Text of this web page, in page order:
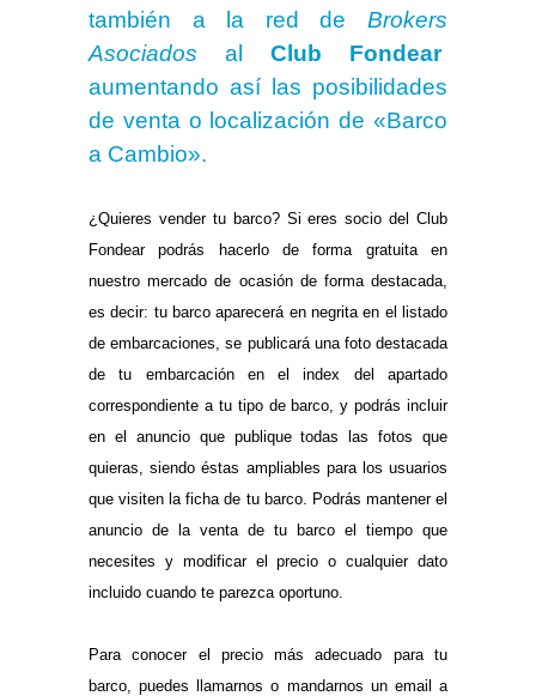
también a la red de Brokers
Asociados al Club Fondear
aumentando así las posibilidades
de venta o localización de «Barco
a Cambio».
¿Quieres vender tu barco? Si eres socio del Club
Fondear podrás hacerlo de forma gratuita en
nuestro mercado de ocasión de forma destacada,
es decir: tu barco aparecerá en negrita en el listado
de embarcaciones, se publicará una foto destacada
de tu embarcación en el index del apartado
correspondiente a tu tipo de barco, y podrás incluir
en el anuncio que publique todas las fotos que
quieras, siendo éstas ampliables para los usuarios
que visiten la ficha de tu barco. Podrás mantener el
anuncio de la venta de tu barco el tiempo que
necesites y modificar el precio o cualquier dato
incluido cuando te parezca oportuno.
Para conocer el precio más adecuado para tu
barco, puedes llamarnos o mandarnos un email a